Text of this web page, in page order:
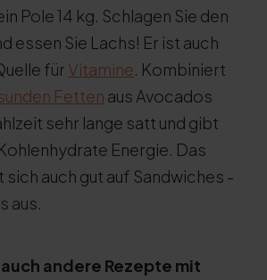
Pole 14 kg. Schlagen Sie den
essen Sie Lachs! Er ist auch
für Vitamine . Kombiniert
Fetten aus Avocados
sehr lange satt und gibt
Energie. Das
auch gut auf Sandwiches -
aus.
andere Rezepte mit